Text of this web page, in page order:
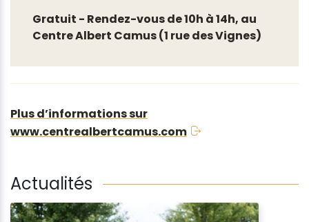
Gratuit - Rendez-vous de 10h à 14h, au
Centre Albert Camus (1 rue des Vignes)
Plus d’informations sur
www.centrealbertcamus.com
Actualités